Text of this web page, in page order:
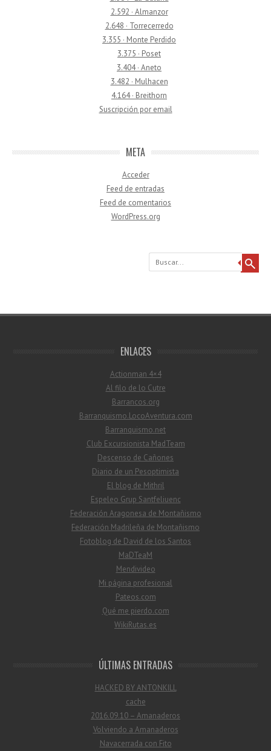
2.592 · Almanzor
2.648 · Torrecerredo
3.355 · Monte Perdido
3.375 · Poset
3.404 · Aneto
3.482 · Mulhacen
4.164 · Breithorn
Suscripción por email
META
Acceder
Feed de entradas
Feed de comentarios
WordPress.org
Buscar
ENLACES
Actionman 4×4
Al filo de lo Cutre
Barrancos.org
Barranquismo.LocoAventura.com
Barranquismo.net
Club Excursionista MadTeam
Descenso de Cañones
Diario de un Pesoptimista
El blog de Mithril
Espeleo Grup Santfeliuenc
Federación Aragonesa de Montañismo
Federación Madrileña de Montañismo
Fotoblog de David de los Santos
MaDTeaM
Mendivideo
Mi página profesional
Pateos.com
Qué me pierdo.com
WikiRutas.es
ÚLTIMAS ENTRADAS
HACKED BY ANTONKILL
cache
2016.09.10 – Amanaderos
Volviendo a Amanaderos
Navacerrada con Fito